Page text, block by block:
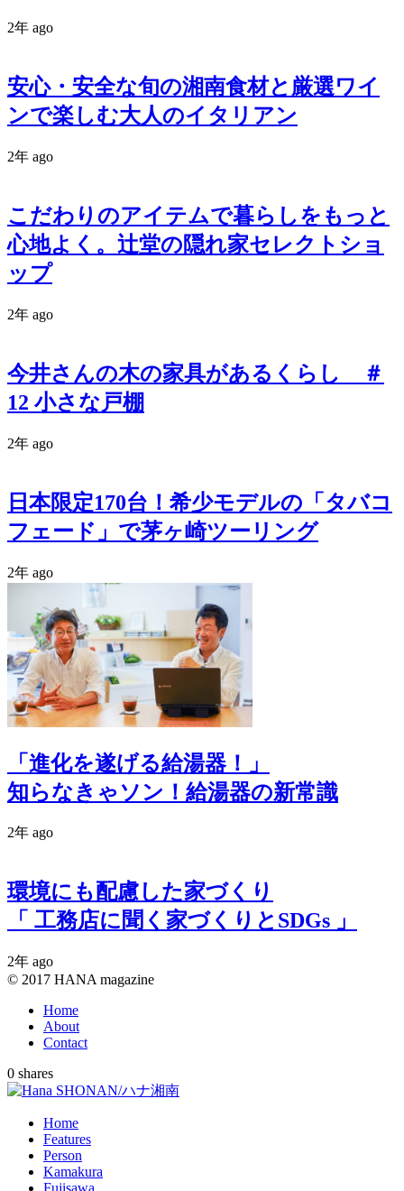
2年 ago
安心・安全な旬の湘南食材と厳選ワイ
ンで楽しむ大人のイタリアン
2年 ago
こだわりのアイテムで暮らしをもっと
心地よく。辻堂の隠れ家セレクトショ
ップ
2年 ago
今井さんの木の家具があるくらし ＃
12 小さな戸棚
2年 ago
日本限定170台！希少モデルの「タバコ
フェード」で茅ヶ崎ツーリング
2年 ago
「進化を遂げる給湯器！」
知らなきゃソン！給湯器の新常識
2年 ago
環境にも配慮した家づくり
「 工務店に聞く家づくりとSDGs 」
2年 ago
© 2017 HANA magazine
Home
About
Contact
0 shares
Home
Features
Person
Kamakura